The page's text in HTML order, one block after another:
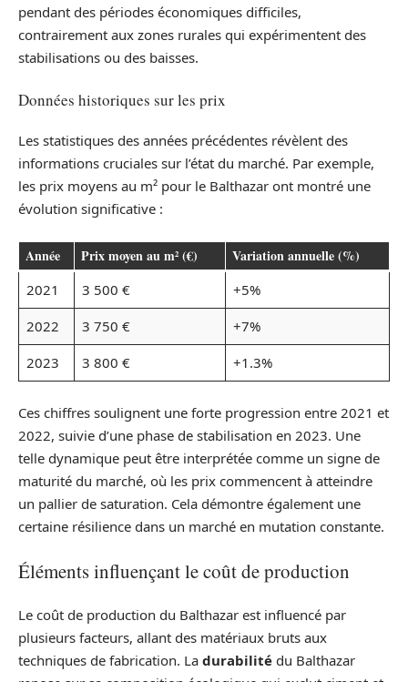
pendant des périodes économiques difficiles,
contrairement aux zones rurales qui expérimentent des
stabilisations ou des baisses.
Données historiques sur les prix
Les statistiques des années précédentes révèlent des
informations cruciales sur l’état du marché. Par exemple,
les prix moyens au m² pour le Balthazar ont montré une
évolution significative :
Année Prix moyen au m² (€) Variation annuelle (%)
2021 3 500 €
+5%
2022
3 750 €
+7%
2023
3 800 € +1.3%
Ces chiffres soulignent une forte progression entre 2021 et
2022, suivie d’une phase de stabilisation en 2023. Une
telle dynamique peut être interprétée comme un signe de
maturité du marché, où les prix commencent à atteindre
un pallier de saturation. Cela démontre également une
certaine résilience dans un marché en mutation constante.
Éléments influençant le coût de production
Le coût de production du Balthazar est influencé par
plusieurs facteurs, allant des matériaux bruts aux
techniques de fabrication. La durabilité du Balthazar